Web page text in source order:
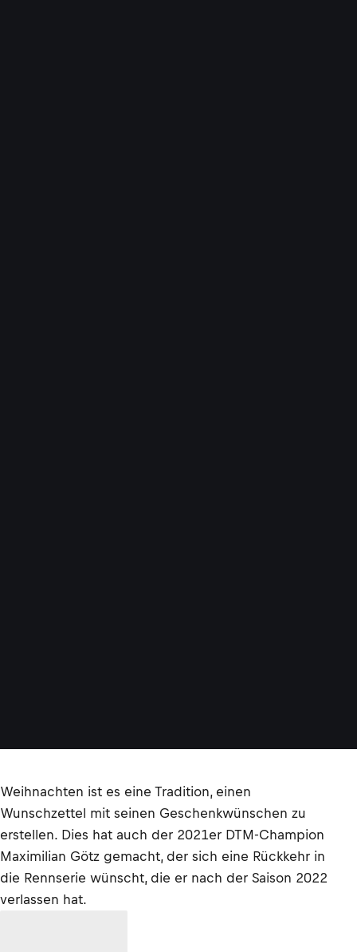
Weihnachten ist es eine Tradition, einen
Wunschzettel mit seinen Geschenkwünschen zu
erstellen. Dies hat auch der 2021er DTM-Champion
Maximilian Götz gemacht, der sich eine Rückkehr in
die Rennserie wünscht, die er nach der Saison 2022
verlassen hat.